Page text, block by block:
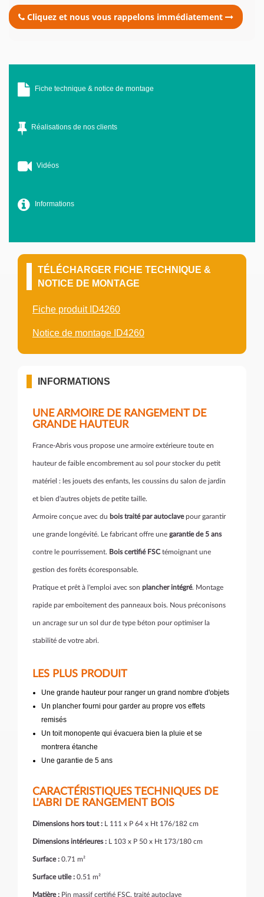
Cliquez et nous vous rappelons immédiatement
Fiche technique & notice de montage
Réalisations de nos clients
Vidéos
Informations
TÉLÉCHARGER FICHE TECHNIQUE &
NOTICE DE MONTAGE
Fiche produit ID4260
Notice de montage ID4260
INFORMATIONS
UNE ARMOIRE DE RANGEMENT DE
GRANDE HAUTEUR
France-Abris vous propose une armoire extérieure toute en
hauteur de faible encombrement au sol pour stocker du petit
matériel : les jouets des enfants, les coussins du salon de jardin
et bien d'autres objets de petite taille.
Armoire conçue avec du bois traité par autoclavepour garantir
une grande longévité. Le fabricant offre une garantie de 5 ans
contre le pourrissement. Bois certifié FSCtémoignant une
gestion des forêts écoresponsable.
Pratique et prêt à l'emploi avec son plancher intégré. Montage
rapide par emboitement des panneaux bois. Nous préconisons
un ancrage sur un sol dur de type béton pour optimiser la
stabilité de votre abri.
LES PLUS PRODUIT
Une grande hauteur pour ranger un grand nombre d'objets
Un plancher fourni pour garder au propre vos effets
remisés
Un toit monopente qui évacuera bien la pluie et se
montrera étanche
Une garantie de 5 ans
CARACTÉRISTIQUES TECHNIQUES DE
L'ABRI DE RANGEMENT BOIS
Dimensions hors tout : L 111 x P 64 x Ht 176/182 cm
Dimensions intérieures : L 103 x P 50 x Ht 173/180 cm
Surface : 0.71 m²
Surface utile : 0.51 m²
Matière : Pin massif certifié FSC, traité autoclave